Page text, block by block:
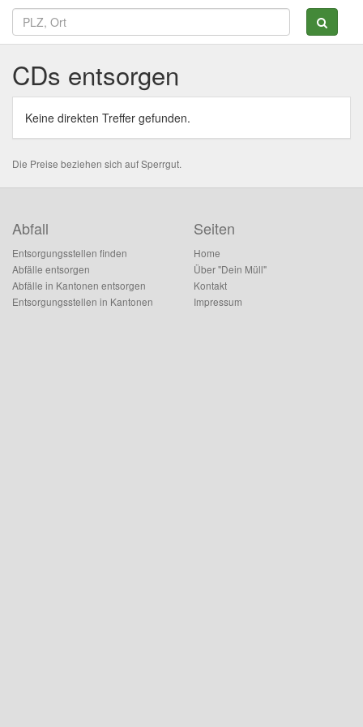
CDs entsorgen
Keine direkten Treffer gefunden.
Die Preise beziehen sich auf Sperrgut.
Abfall
Entsorgungsstellen finden
Abfälle entsorgen
Abfälle in Kantonen entsorgen
Entsorgungsstellen in Kantonen
Seiten
Home
Über "Dein Müll"
Kontakt
Impressum